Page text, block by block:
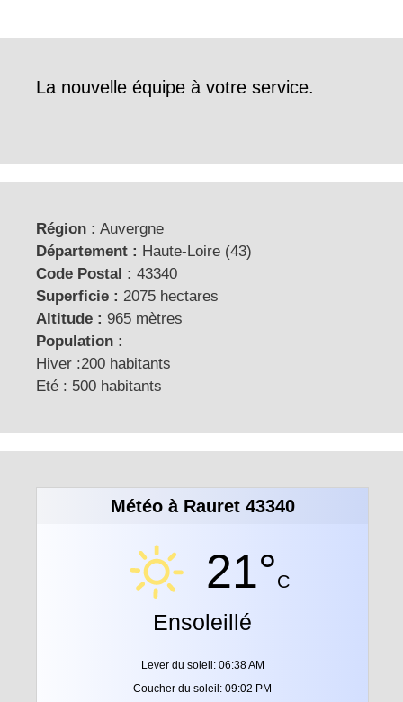
La nouvelle équipe à votre service.
Région : Auvergne
Département : Haute-Loire (43)
Code Postal : 43340
Superficie : 2075 hectares
Altitude : 965 mètres
Population :
Hiver :200 habitants
Eté : 500 habitants
Météo à Rauret 43340
21°C
Ensoleillé
Lever du soleil: 06:38 AM
Coucher du soleil: 09:02 PM